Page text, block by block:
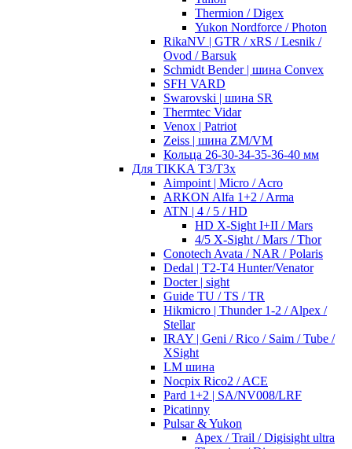
Thermion / Digex
Yukon Nordforce / Photon
RikaNV | GTR / xRS / Lesnik /
Ovod / Barsuk
Schmidt Bender | шина Convex
SFH VARD
Swarovski | шина SR
Thermtec Vidar
Venox | Patriot
Zeiss | шина ZM/VM
Кольца 26-30-34-35-36-40 мм
Для TIKKA T3/T3x
Aimpoint | Micro / Acro
ARKON Alfa 1+2 / Arma
ATN | 4 / 5 / HD
HD X-Sight I+II / Mars
4/5 X-Sight / Mars / Thor
Conotech Avata / NAR / Polaris
Dedal | T2-T4 Hunter/Venator
Docter | sight
Guide TU / TS / TR
Hikmicro | Thunder 1-2 / Alpex /
Stellar
IRAY | Geni / Rico / Saim / Tube /
XSight
LM шина
Nocpix Rico2 / ACE
Pard 1+2 | SA/NV008/LRF
Picatinny
Pulsar & Yukon
Apex / Trail / Digisight ultra